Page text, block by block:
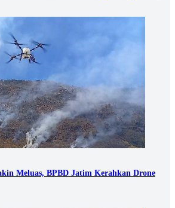
Meluas, BPBD Jatim Kerahkan Drone